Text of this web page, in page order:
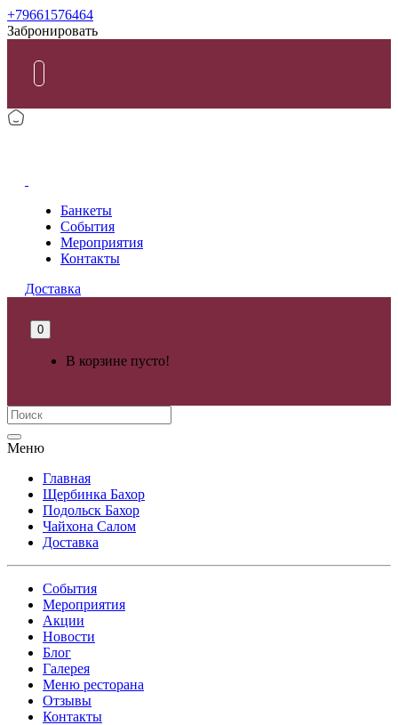
+79661576464
Забронировать
Банкеты
События
Мероприятия
Контакты
Доставка
0
В корзине пусто!
Меню
Главная
Щербинка Бахор
Подольск Бахор
Чайхона Салом
Доставка
События
Мероприятия
Акции
Новости
Блог
Галерея
Меню ресторана
Отзывы
Контакты